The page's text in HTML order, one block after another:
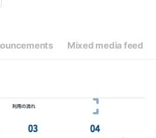
Mixed media feed